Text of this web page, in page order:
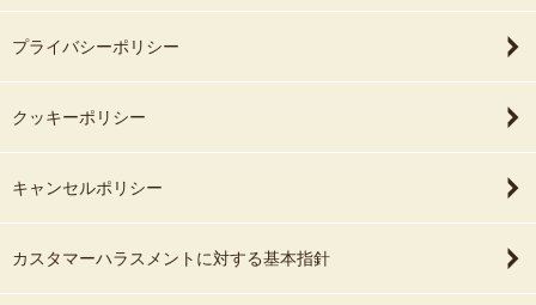
プライバシーポリシー
クッキーポリシー
キャンセルポリシー
カスタマーハラスメントに対する基本指針